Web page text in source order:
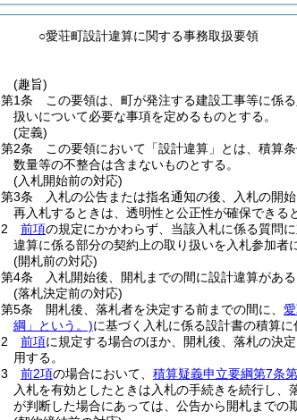
○愛荘町設計違算に関する事務取扱要領
(趣旨)
第1条
この要領は、町が発注する建設工事等に係
扱いについて必要な事項を定めるものとする。
(定義)
第2条
この要領において「設計違算」とは、積算
数量等の不整合は含まないものとする。
(入札開始前の対応)
第3条
入札の公告または指名通知の後、入札の開
再入札するときは、透明性と公正性が確保できる
2
前項の規定にかかわらず、当該入札に係る質問
違算に係る部分の契約上の取り扱いを入札参加者
(開札前の対応)
第4条
入札開始後、開札までの間に設計違算があ
(落札決定前の対応)
第5条
開札後、落札者を決定する前までの間に、
綱」という。)に基づく入札に係る設計書の積算
2
前項に規定する場合のほか、開札後、落札の決
用する。
3
前2項の場合において、 積算疑義申立要綱第7条
入札を有効としたときは入札の手続きを続行し、
が判断した場合にあっては、公告から開札までの